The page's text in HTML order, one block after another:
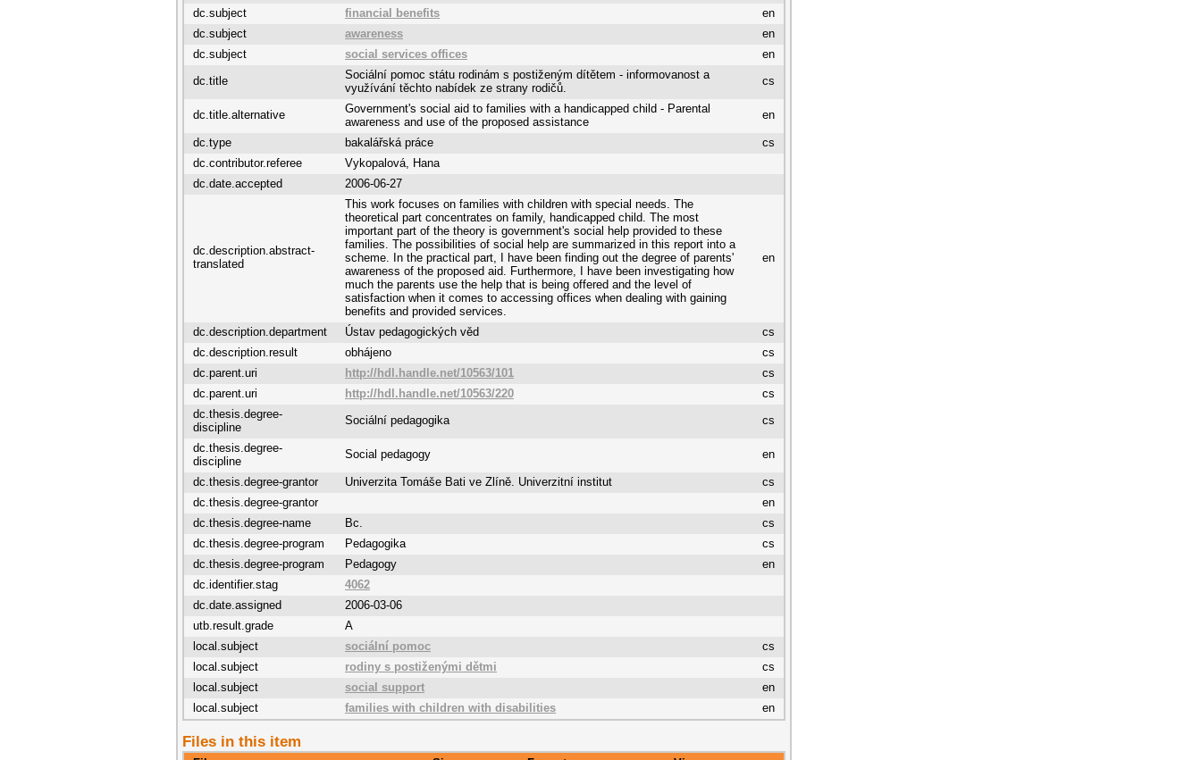
dc.subject
financial benefits
en
dc.subject
awareness
en
dc.subject
social services offices
en
dc.title
Sociální pomoc státu rodinám s postiženým dítětem - informovanost a
využívání těchto nabídek ze strany rodičů.
cs
dc.title.alternative
Government's social aid to families with a handicapped child - Parental
awareness and use of the proposed assistance
en
dc.type bakalářská práce
cs
dc.contributor.referee
Vykopalová, Hana
dc.date.accepted
2006-06-27
dc.description.abstract-
translated
This work focuses on families with children with special needs. The
theoretical part concentrates on family, handicapped child. The most
important part of the theory is government's social help provided to these
families. The possibilities of social help are summarized in this report into a
scheme. In the practical part, I have been finding out the degree of parents'
awareness of the proposed aid. Furthermore, I have been investigating how
much the parents use the help that is being offered and the level of
satisfaction when it comes to accessing offices when dealing with gaining
benefits and provided services.
en
dc.description.department Ústav pedagogických věd
cs
dc.description.result
obhájeno
cs
dc.parent.uri
http://hdl.handle.net/10563/101
cs
dc.parent.uri
http://hdl.handle.net/10563/220
cs
dc.thesis.degree-
discipline
Sociální pedagogika cs
dc.thesis.degree-
discipline
Social pedagogy en
dc.thesis.degree-grantor Univerzita Tomáše Bati ve Zlíně. Univerzitní institut
cs
dc.thesis.degree-grantor
en
dc.thesis.degree-name
Bc.
cs
dc.thesis.degree-program
Pedagogika
cs
dc.thesis.degree-program
Pedagogy
en
dc.identifier.stag
4062
dc.date.assigned
2006-03-06
utb.result.grade
A
local.subject
sociální pomoc
cs
local.subject
rodiny s postiženými dětmi
cs
local.subject
social support
en
local.subject
families with children with disabilities en
Files in this item